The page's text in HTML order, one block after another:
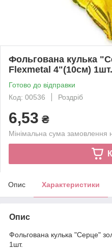
Фольгована кулька
Flexmetal 4"(10см) 1шт.
Готово до відправки
Код: 00536
Роздріб
6,53 ₴
Мінімальна сума замовлення
Опис Характеристики
Опис
Фольгована кулька "Серце"
1шт.